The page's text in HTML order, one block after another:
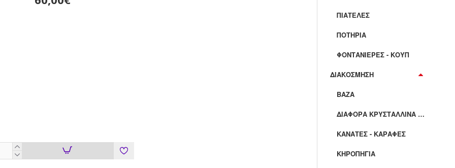
ΠΙΑΤΈΛΕΣ
ΠΟΤΉΡΙΑ
ΦΟΝΤΑΝΙΈΡΕΣ - ΚΟΥΠ
ΔΙΑΚΟΣΜΗΣΗ
ΒΆΖΑ
ΔΙΆΦΟΡΑ ΚΡΥΣΤΆΛΛΙΝΑ ΕΊΔΗ
ΚΑΝΆΤΕΣ - ΚΑΡΆΦΕΣ
ΚΗΡΟΠΉΓΙΑ